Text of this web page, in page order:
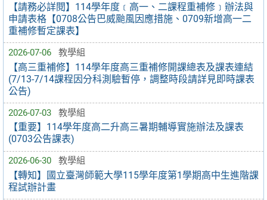
【請務必詳閱】114學年度﹝高一、二課程重補修﹞辦法與
申請表格【0708公告巴威颱風因應措施、0709新增高一二
重補修暫定課表】
2026-07-06 教學組
【高三重補修】114學年度高三重補修開課總表及課表連結
(7/13-7/14課程因分科測驗暫停，調整時段請詳見即時課表
公告)
2026-07-03 教學組
【重要】114學年度高二升高三暑期輔導實施辦法及課表
(0703公告課表)
2026-06-30 教學組
【轉知】國立臺灣師範大學115學年度第1學期高中生進階課
程試辦計畫